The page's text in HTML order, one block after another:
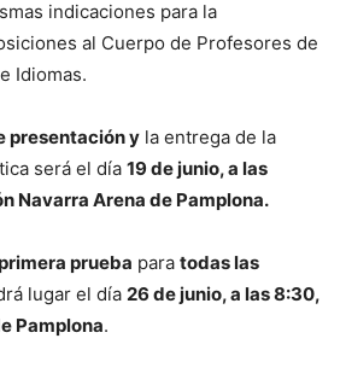
indicaciones para la
al Cuerpo de Profesores de
Idiomas.
presentación y la entrega de la
será el día 19 de junio, a las
Navarra Arena de Pamplona.
prueba para todas las
lugar el día 26 de junio, a las 8:30,
Pamplona.